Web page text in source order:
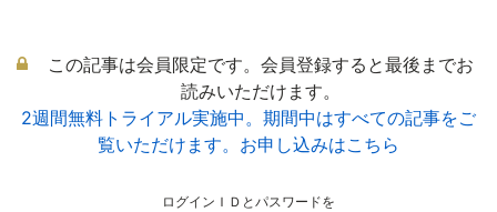
この記事は会員限定です。会員登録すると最後までお
読みいただけます。
2週間無料トライアル実施中。期間中はすべての記事をご
覧いただけます。お申し込みはこちら
ログインＩＤとパスワードを